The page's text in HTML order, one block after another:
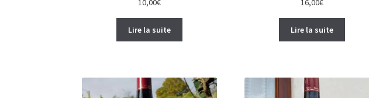
10,00€
Lire la suite
16,00€
Lire la suite